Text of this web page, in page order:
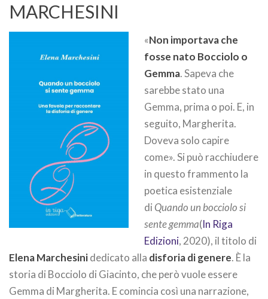
MARCHESINI
«Non importava che
fosse nato Bocciolo o
Gemma. Sapeva che
sarebbe stato una
Gemma, prima o poi. E, in
seguito, Margherita.
Doveva solo capire
come». Si può racchiudere
in questo frammento la
poetica esistenziale
di Quando un bocciolo si
sente gemma(In Riga
Edizioni, 2020), il titolo di
Elena Marchesinidedicato alla disforia di genere. È la
storia di Bocciolo di Giacinto, che però vuole essere
Gemma di Margherita. E comincia così una narrazione,